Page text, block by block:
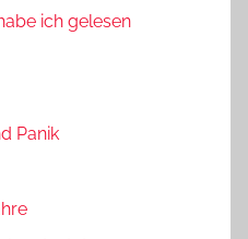
ich gelesen
Panik